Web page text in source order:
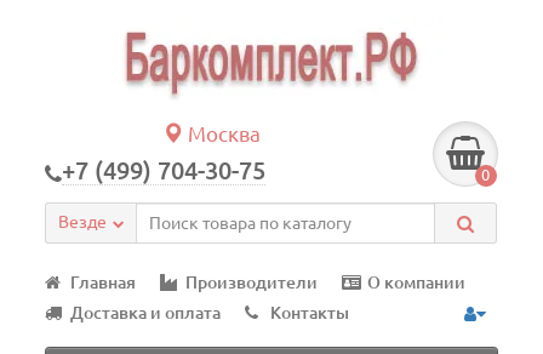
Москва
+7 (499) 704-30-75 0
Везде
Главная Производители
О компании
Доставка и оплата
Контакты